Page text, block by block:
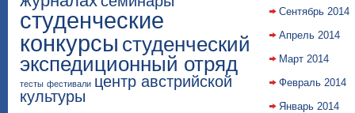
студенческие
конкурсы студенческий
экспедиционный отряд
тесты фестивали центр австрийской
культуры
Сентябрь 2014
Апрель 2014
Март 2014
Февраль 2014
Январь 2014